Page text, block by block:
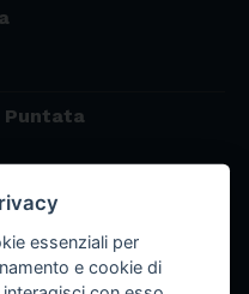
Puntata
essenziali per
e cookie di